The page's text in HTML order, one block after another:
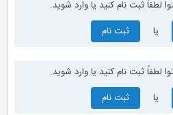
ثبت نام کنید یا وارد شوید.
ثبت نام
ثبت نام کنید یا وارد شوید.
ثبت نام